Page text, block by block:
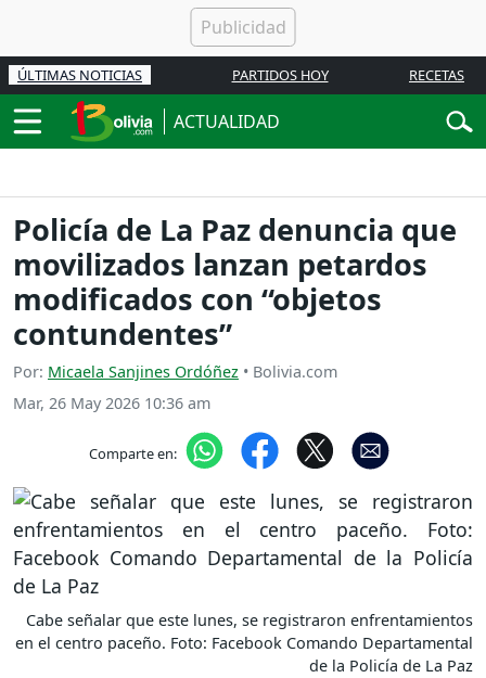
ÚLTIMAS NOTICIAS PARTIDOS HOY RECETAS
ACTUALIDAD
Policía de La Paz denuncia que
movilizados lanzan petardos
modificados con “objetos
contundentes”
Por: Micaela Sanjines Ordóñez • Bolivia.com
Mar, 26 May 2026 10:36 am
Comparte en:
Cabe señalar que este lunes, se registraron enfrentamientos
en el centro paceño. Foto: Facebook Comando Departamental
de la Policía de La Paz